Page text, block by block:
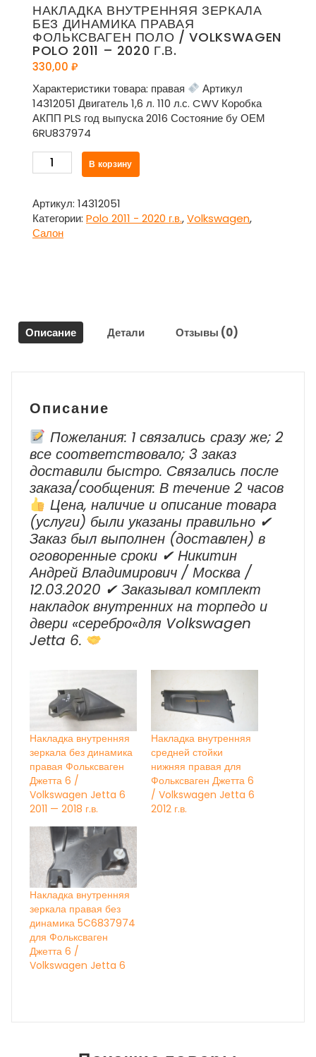
НАКЛАДКА ВНУТРЕННЯЯ ЗЕРКАЛА
БЕЗ ДИНАМИКА ПРАВАЯ
ФОЛЬКСВАГЕН ПОЛО / VOLKSWAGEN
POLO 2011 – 2020 Г.В.
330,00 ₽
Характеристики товара: правая
Артикул
14312051 Двигатель 1,6 л. 110 л.с. CWV Коробка
АКПП PLS год выпуска 2016 Состояние бу ОЕМ
6RU837974
Количество
товара
внутренняя
зеркала
без
Volkswagen
Polo
В корзину
Артикул: 14312051
Категории: Polo 2011 - 2020 г.в.,Volkswagen,
Салон
Описание Детали Отзывы (0)
Описание
Пожелания: 1 связались сразу же; 2
все соответствовало; 3 заказ
доставили быстро. Cвязались после
заказа/сообщения: В течение 2 часов
Цена, наличие и описание товара
(услуги) были указаны правильно ✔
Заказ был выполнен (доставлен) в
оговоренные сроки ✔ Никитин
Андрей Владимирович / Москва /
12.03.2020 ✔ Заказывал комплект
накладок внутренних на торпедо и
двери «серебро«для Volkswagen
Jetta 6.
Накладка внутренняя
зеркала без динамика
правая Фольксваген
Джетта 6 /
Volkswagen Jetta 6
2011 — 2018 г.в.
Накладка внутренняя
средней стойки
нижняя правая для
Фольксваген Джетта 6
/ Volkswagen Jetta 6
2012 г.в.
Накладка внутренняя
зеркала правая без
динамика 5C6837974
для Фольксваген
Джетта 6 /
Volkswagen Jetta 6